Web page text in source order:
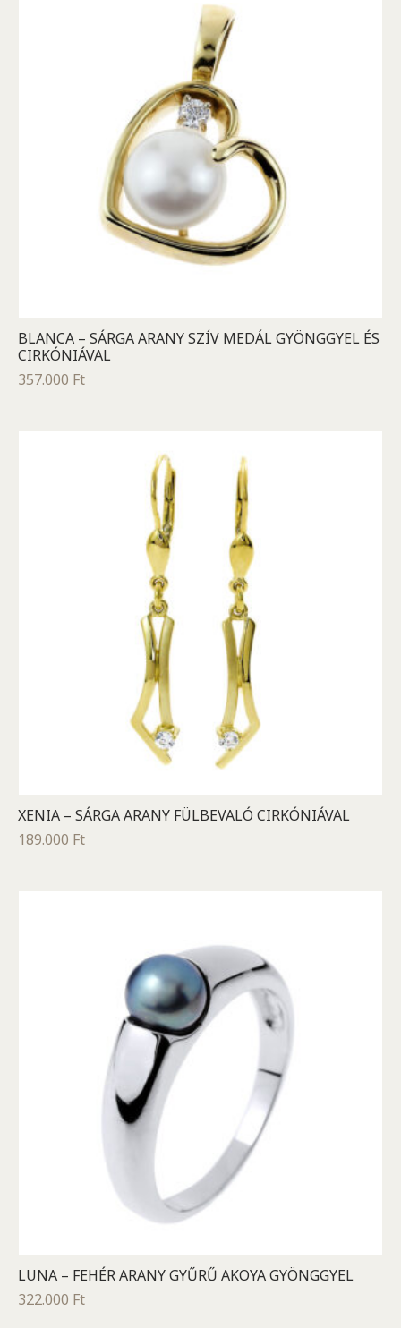
BLANCA – SÁRGA ARANY SZÍV MEDÁL GYÖNGGYEL ÉS
CIRKÓNIÁVAL
357.000 Ft
XENIA – SÁRGA ARANY FÜLBEVALÓ CIRKÓNIÁVAL
189.000 Ft
LUNA – FEHÉR ARANY GYŰRŰ AKOYA GYÖNGGYEL
322.000 Ft